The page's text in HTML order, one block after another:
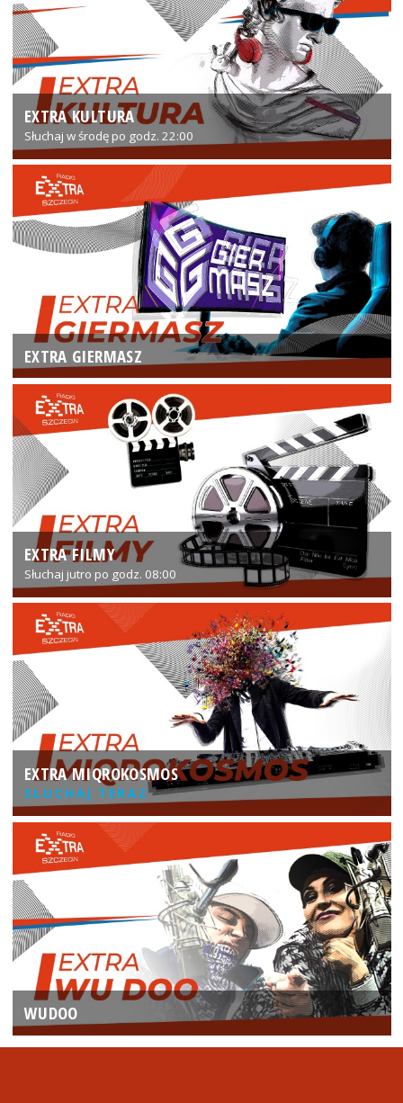
EXTRA KULTURA
Słuchaj w środę po godz. 22:00
EXTRA GIERMASZ
EXTRA FILMY
Słuchaj jutro po godz. 08:00
EXTRA MIQROKOSMOS
SŁUCHAJ TERAZ
WUDOO